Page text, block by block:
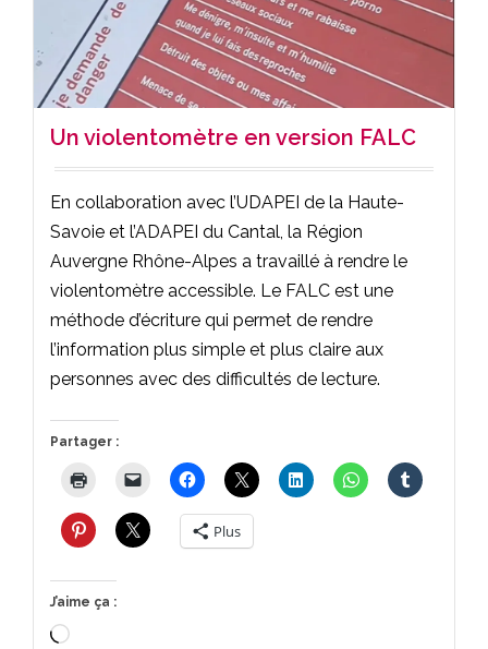
Un violentomètre en version FALC
En collaboration avec l’UDAPEI de la Haute-
Savoie et l’ADAPEI du Cantal, la Région
Auvergne Rhône-Alpes a travaillé à rendre le
violentomètre accessible. Le FALC est une
méthode d’écriture qui permet de rendre
l’information plus simple et plus claire aux
personnes avec des difficultés de lecture.
Partager :
Plus
J’aime ça :
Chargement…